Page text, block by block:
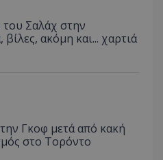
Σαλάχ στην
ακόμη και... χαρτιά
Γκοφ μετά από κακή
στο Τορόντο